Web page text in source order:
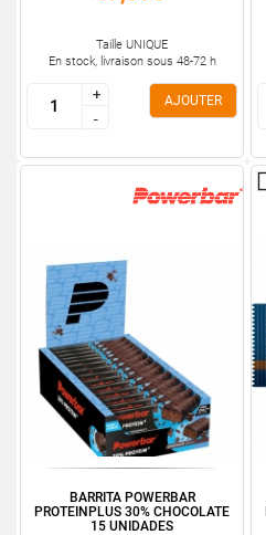
Taille UNIQUE
En stock, livraison sous 48-72 h
+
-
+
-
AJOUTER
BARRITA POWERBAR
PROTEINPLUS 30% CHOCOLATE
15 UNIDADES